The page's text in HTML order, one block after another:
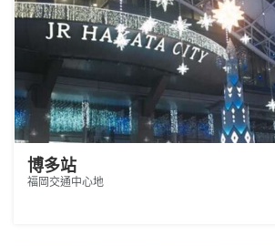
博多站
福岡交通中心地